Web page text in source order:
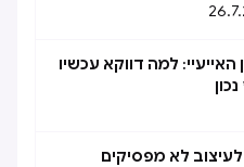
למה דווקא עכשיו
לא מפסיקים